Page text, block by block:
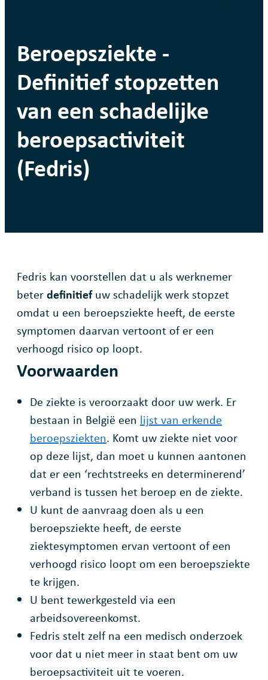
Beroepsziekte -
Definitief stopzetten
van een schadelijke
beroepsactiviteit
(Fedris)
Fedris kan voorstellen dat u als werknemer
beterdefinitiefuw schadelijk werk stopzet
omdat u een beroepsziekte heeft, de eerste
symptomen daarvan vertoont of er een
verhoogd risico op loopt.
Voorwaarden
De ziekte is veroorzaakt door uw werk. Er
bestaan in België een lijst van erkende
beroepsziekten. Komt uw ziekte niet voor
op deze lijst, dan moet u kunnen aantonen
dat er een ‘rechtstreeks en determinerend’
verband is tussen het beroep en de ziekte.
U kunt de aanvraag doen als u een
beroepsziekte heeft, de eerste
ziektesymptomen ervan vertoont of een
verhoogd risico loopt om een beroepsziekte
te krijgen.
U bent tewerkgesteld via een
arbeidsovereenkomst.
Fedris stelt zelf na een medisch onderzoek
voor dat u niet meer in staat bent om uw
beroepsactiviteit uit te voeren.